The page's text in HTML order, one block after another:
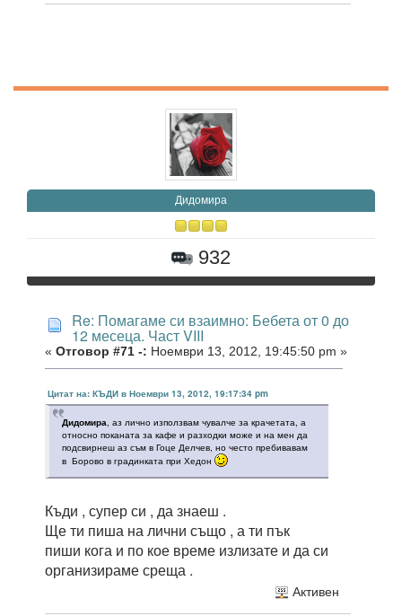
Дидомира
932
Re: Помагаме си взаимно: Бебета от 0 до
12 месеца. Част VIII
« Отговор #71 -: Ноември 13, 2012, 19:45:50 pm »
Цитат на: КЪДИ в Ноември 13, 2012, 19:17:34 pm
Дидомира, аз лично използвам чувалче за крачетата, а
относно поканата за кафе и разходки може и на мен да
подсвирнеш аз съм в Гоце Делчев, но често пребивавам
в Борово в градинката при Хедон
Къди , супер си , да знаеш .
Ще ти пиша на лични също , а ти пък
пиши кога и по кое време излизате и да си
организираме среща .
Активен